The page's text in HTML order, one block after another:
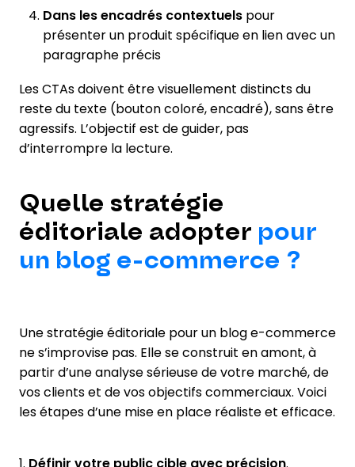
Dans les encadrés contextuels pour
présenter un produit spécifique en lien avec un
paragraphe précis
Les CTAs doivent être visuellement distincts du
reste du texte (bouton coloré, encadré), sans être
agressifs. L’objectif est de guider, pas
d’interrompre la lecture.
Quelle stratégie
éditoriale adopter pour
un blog e-commerce ?
Une stratégie éditoriale pour un blog e-commerce
ne s’improvise pas. Elle se construit en amont, à
partir d’une analyse sérieuse de votre marché, de
vos clients et de vos objectifs commerciaux. Voici
les étapes d’une mise en place réaliste et efficace.
1. Définir votre public cible avec précision.